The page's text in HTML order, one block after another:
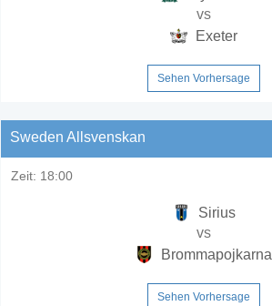
vs
Exeter
Sehen Vorhersage
Sweden Allsvenskan
Zeit: 18:00
Sirius
vs
Brommapojkarna
Sehen Vorhersage